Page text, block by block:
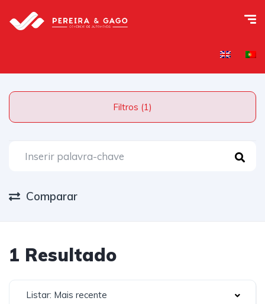
Filtros (1)
Comparar
1 Resultado
Listar: Mais recente
IVA DEDUTÍVEL